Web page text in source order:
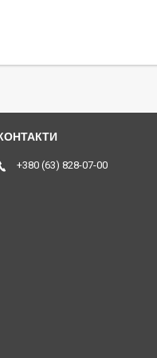
+380 (63) 828-07-00